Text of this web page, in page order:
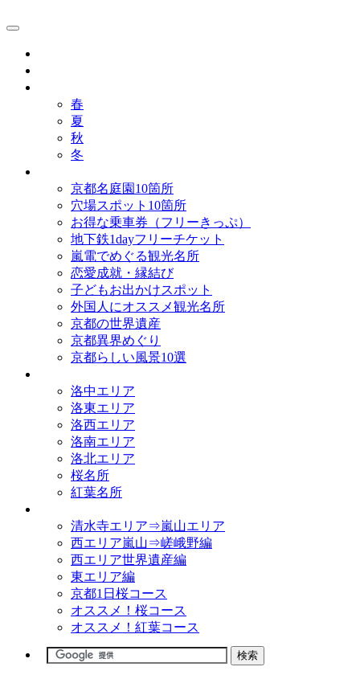
春
夏
秋
冬
京都名庭園10箇所
穴場スポット10箇所
お得な乗車券（フリーきっぷ）
地下鉄1dayフリーチケット
嵐電でめぐる観光名所
恋愛成就・縁結び
子どもお出かけスポット
外国人にオススメ観光名所
京都の世界遺産
京都異界めぐり
京都らしい風景10選
洛中エリア
洛東エリア
洛西エリア
洛南エリア
洛北エリア
桜名所
紅葉名所
清水寺エリア⇒嵐山エリア
西エリア嵐山⇒嵯峨野編
西エリア世界遺産編
東エリア編
京都1日桜コース
オススメ！桜コース
オススメ！紅葉コース